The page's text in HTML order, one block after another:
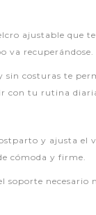
ajustable que
va recuperándose.
sin costuras te
con tu rutina
y ajusta el
cómoda y firme.
soporte necesario